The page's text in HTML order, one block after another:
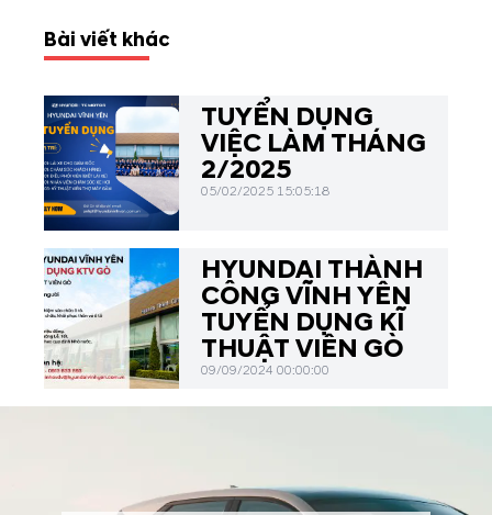
Bài viết khác
TUYỂN DỤNG
VIỆC LÀM THÁNG
2/2025
05/02/2025 15:05:18
HYUNDAI THÀNH
CÔNG VĨNH YÊN
TUYỂN DỤNG KĨ
THUẬT VIÊN GÒ
09/09/2024 00:00:00